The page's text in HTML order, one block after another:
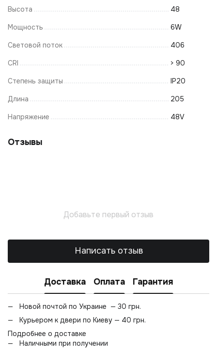
Высота 48
Мощность 6W
Световой поток 406
CRI > 90
Степень защиты IP20
Длина 205
Напряжение 48V
Отзывы
Добавьте первый отзыв
Написать отзыв
Доставка Оплата Гарантия
Новой почтой по Украине — 30 грн.
Курьером к двери по Киеву — 40 грн.
Подробнее о доставке
Наличными при получении